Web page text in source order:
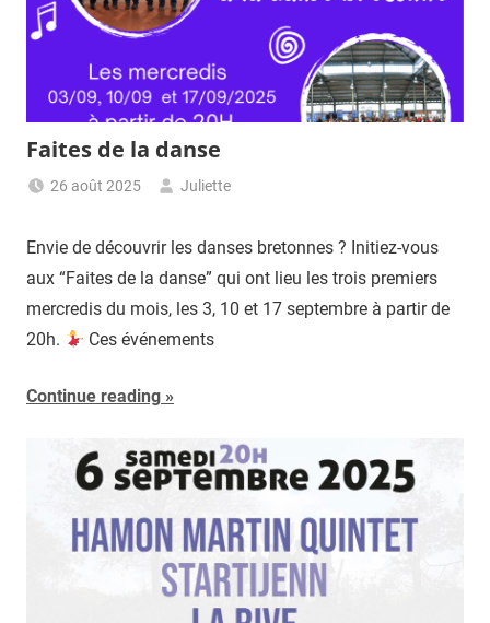
Faites de la danse
26 août 2025 Juliette
Envie de découvrir les danses bretonnes ? Initiez-vous
aux “Faites de la danse” qui ont lieu les trois premiers
mercredis du mois, les 3, 10 et 17 septembre à partir de
20h.
Ces événements
Continue reading